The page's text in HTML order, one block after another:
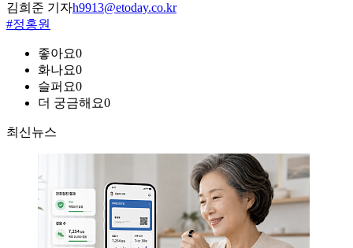
김희준 기자h9913@etoday.co.kr
#정홍원
좋아요0
화나요0
슬퍼요0
더 궁금해요0
최신뉴스